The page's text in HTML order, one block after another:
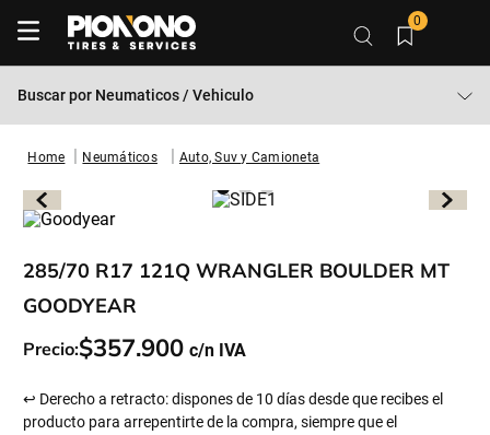
0
Buscar por Neumaticos / Vehiculo
Neumáticos Auto, Suv y Camioneta
285/70 R17 121Q WRANGLER BOULDER MT
GOODYEAR
Precio:$357.900
↩ Derecho a retracto: dispones de 10 días desde que recibes el
producto para arrepentirte de la compra, siempre que el